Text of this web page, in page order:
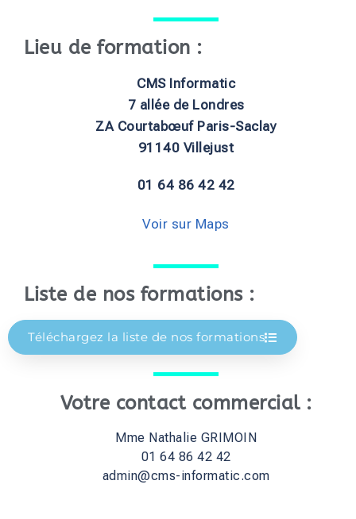
Lieu de formation :
CMS Informatic
7 allée de Londres
ZA Courtabœuf Paris-Saclay
91140 Villejust
01 64 86 42 42
Voir sur Maps
Liste de nos formations :
Téléchargez la liste de nos formations
Votre contact commercial :
Mme Nathalie GRIMOIN
01 64 86 42 42
admin@cms-informatic.com